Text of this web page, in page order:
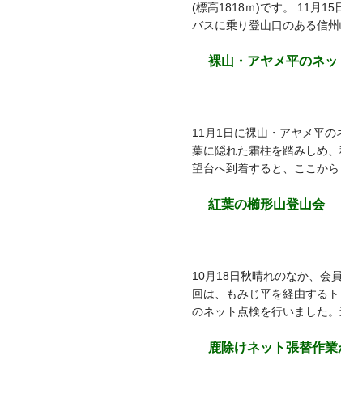
(標高1818ｍ)です。 11月15
バスに乗り登山口のある信州
裸山・アヤメ平のネ
11月1日に裸山・アヤメ平
葉に隠れた霜柱を踏みしめ
望台へ到着すると、ここか
紅葉の櫛形山登山会
10月18日秋晴れのなか、会
回は、もみじ平を経由する
のネット点検を行いました
鹿除けネット張替作